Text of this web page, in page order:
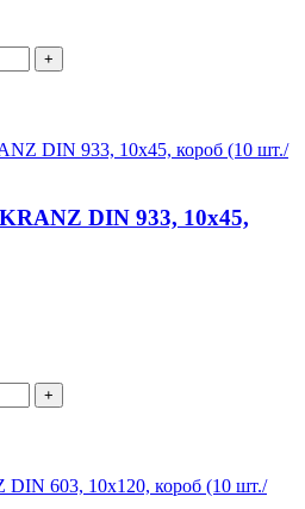
DIN 933, 10х45,